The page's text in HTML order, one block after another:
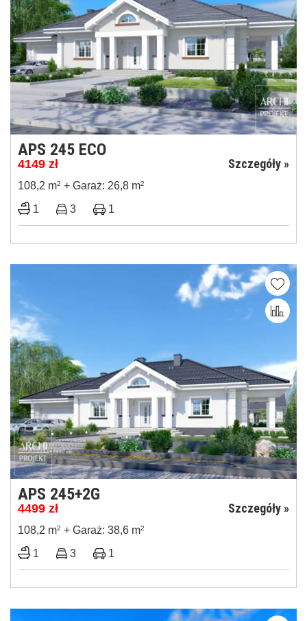
APS 245 ECO
4149 zł Szczegóły »
108,2 m2 + Garaż: 26,8 m2
1 3 1
APS 245+2G
4499 zł Szczegóły »
108,2 m2 + Garaż: 38,6 m2
1 3 1